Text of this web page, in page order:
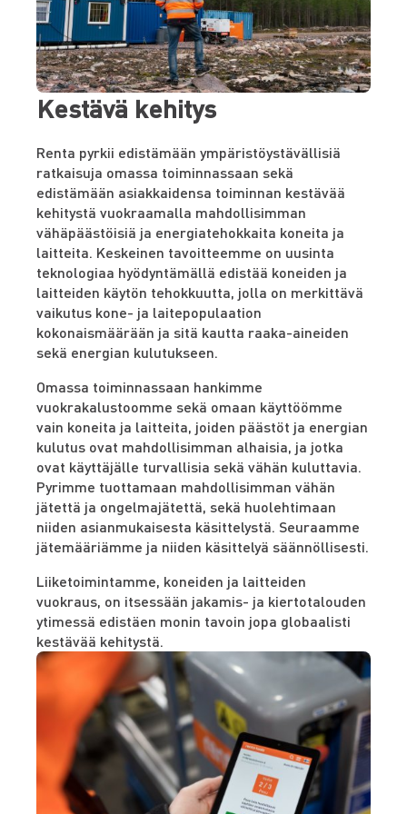
Kestävä kehitys
Renta pyrkii edistämään ympäristöystävällisiä
ratkaisuja omassa toiminnassaan sekä
edistämään asiakkaidensa toiminnan kestävää
kehitystä vuokraamalla mahdollisimman
vähäpäästöisiä ja energiatehokkaita koneita ja
laitteita. Keskeinen tavoitteemme on uusinta
teknologiaa hyödyntämällä edistää koneiden ja
laitteiden käytön tehokkuutta, jolla on merkittävä
vaikutus kone- ja laitepopulaation
kokonaismäärään ja sitä kautta raaka-aineiden
sekä energian kulutukseen.
Omassa toiminnassaan hankimme
vuokrakalustoomme sekä omaan käyttöömme
vain koneita ja laitteita, joiden päästöt ja energian
kulutus ovat mahdollisimman alhaisia, ja jotka
ovat käyttäjälle turvallisia sekä vähän kuluttavia.
Pyrimme tuottamaan mahdollisimman vähän
jätettä ja ongelmajätettä, sekä huolehtimaan
niiden asianmukaisesta käsittelystä. Seuraamme
jätemääriämme ja niiden käsittelyä säännöllisesti.
Liiketoimintamme, koneiden ja laitteiden
vuokraus, on itsessään jakamis- ja kiertotalouden
ytimessä edistäen monin tavoin jopa globaalisti
kestävää kehitystä.